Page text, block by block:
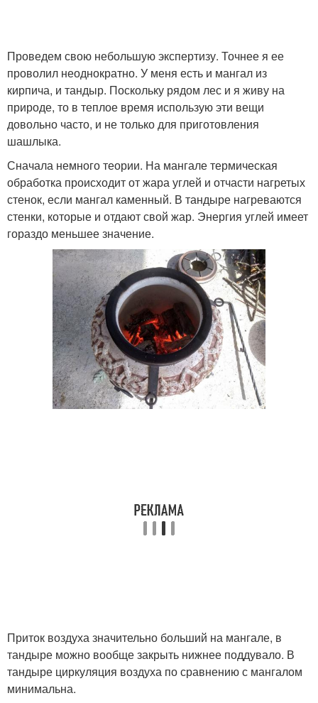
Проведем свою небольшую экспертизу. Точнее я ее
проволил неоднократно. У меня есть и мангал из
кирпича, и тандыр. Поскольку рядом лес и я живу на
природе, то в теплое время использую эти вещи
довольно часто, и не только для приготовления
шашлыка.
Сначала немного теории. На мангале термическая
обработка происходит от жара углей и отчасти нагретых
стенок, если мангал каменный. В тандыре нагреваются
стенки, которые и отдают свой жар. Энергия углей имеет
гораздо меньшее значение.
Приток воздуха значительно больший на мангале, в
тандыре можно вообще закрыть нижнее поддувало. В
тандыре циркуляция воздуха по сравнению с мангалом
минимальна.